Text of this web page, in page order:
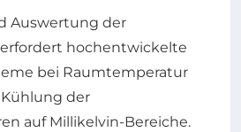
Auswertung der
hochentwickelte
bei Raumtemperatur
Kühlung der
auf Millikelvin-Bereiche.